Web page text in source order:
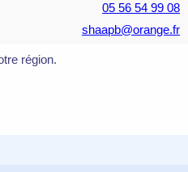
05 56 54 99 08
shaapb@orange.fr
région.